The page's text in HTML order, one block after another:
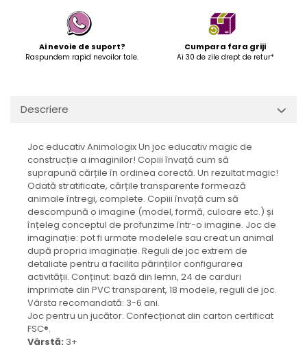
Ai nevoie de suport?
Raspundem rapid nevoilor tale.
Cumpara fara griji
Ai 30 de zile drept de retur*
Descriere
Joc educativ Animologix Un joc educativ magic de
construcție a imaginilor! Copiii învață cum să
suprapună cărțile în ordinea corectă. Un rezultat magic!
Odată stratificate, cărțile transparente formează
animale întregi, complete. Copiii învață cum să
descompună o imagine (model, formă, culoare etc.) și
înțeleg conceptul de profunzime într-o imagine. Joc de
imaginație: pot fi urmate modelele sau creat un animal
după propria imaginație. Reguli de joc extrem de
detaliate pentru a facilita părinților configurarea
activității. Conținut: bază din lemn, 24 de carduri
imprimate din PVC transparent, 18 modele, reguli de joc.
Vârsta recomandată: 3-6 ani.
Joc pentru un jucător. Confecționat din carton certificat
FSC®.
Vârstă: 3+